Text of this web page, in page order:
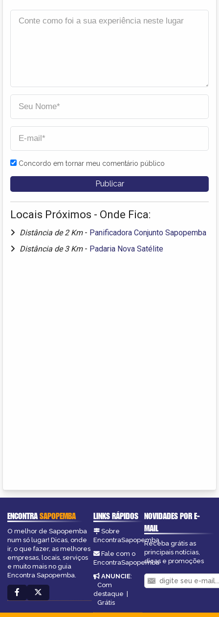
Concordo em tornar meu comentário público
Locais Próximos - Onde Fica:
Distância de 2 Km - Panificadora Conjunto Sapopemba
Distância de 3 Km - Padaria Nova Satélite
ENCONTRASAPOPEMBA
O melhor de Sapopemba
num só lugar! Dicas, onde
ir, o que fazer, as melhores
empresas, locais, serviços
e muito mais no guia
Encontra Sapopemba.
LINKS RÁPIDOS
Sobre
EncontraSapopemba
Fale com o
EncontraSapopemba
ANUNCIE:
Com
destaque |
Grátis
NOVIDADES POR E-
MAIL
Receba grátis as
principais notícias,
dicas e promoções